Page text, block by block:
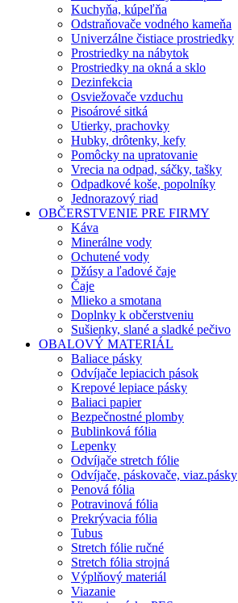
Kuchyňa, kúpeľňa
Odstraňovače vodného kameňa
Univerzálne čistiace prostriedky
Prostriedky na nábytok
Prostriedky na okná a sklo
Dezinfekcia
Osviežovače vzduchu
Pisoárové sitká
Utierky, prachovky
Hubky, drôtenky, kefy
Pomôcky na upratovanie
Vrecia na odpad, sáčky, tašky
Odpadkové koše, popolníky
Jednorazový riad
OBČERSTVENIE PRE FIRMY
Káva
Minerálne vody
Ochutené vody
Džúsy a ľadové čaje
Čaje
Mlieko a smotana
Doplnky k občerstveniu
Sušienky, slané a sladké pečivo
OBALOVÝ MATERIÁL
Baliace pásky
Odvíjače lepiacich pások
Krepové lepiace pásky
Baliaci papier
Bezpečnostné plomby
Bublinková fólia
Lepenky
Odvíjače stretch fólie
Odvíjače, páskovače, viaz.pásky
Penová fólia
Potravinová fólia
Prekrývacia fólia
Tubus
Stretch fólie ručné
Stretch fólia strojná
Výplňový materiál
Viazanie